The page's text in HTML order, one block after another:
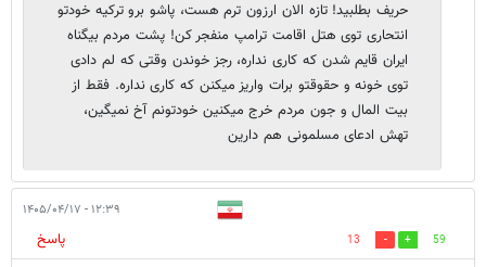
حریف بطلبید! تازه الان ارزون ترم هست، پاشو برو ترکیه خودتو
انتحاری توی هتل اقامت ترامپ منفجر کن! پشت مردم بیگناه
ایران قایم شدن که کاری نداره، رجز خوندن وقتی که لم دادی
توی خونه و حقوقتو برات واریز میکنن که کاری نداره. فقط از
بیت المال و جون مردم خرج میکنین خودتونم آخ نمیگین،
تهش ادعای مسلمونی هم دارین
۱۲:۳۹ - ۱۴۰۵/۰۴/۱۷
59
13
پاسخ